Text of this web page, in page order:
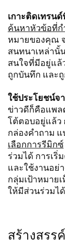
เกาะติดเทรน
ค้นหาหัวข้อที่ก
หมายของคุณ
สนทนาเหล่านั้
สนใจที่มีอยู่แล้
ถูกบันทึก และ
ใช้ประโยชน์จ
ข่าวดีก็คือแพล
โต้ตอบอยู่แล้ว
กล่องคำถาม
เลือกการรีมิกซ์
ร่วมได้ การเ
และใช้งานอย่
กลุ่มเป้าหมาย
ให้มีส่วนร่วมได้
สร้างสรร